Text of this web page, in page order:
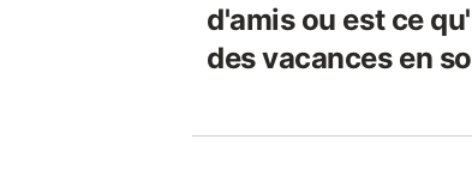
d'amis ou est ce
des vacances en